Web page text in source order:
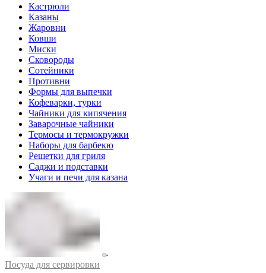
Кастрюли
Казаны
Жаровни
Ковши
Миски
Сковороды
Сотейники
Противни
Формы для выпечки
Кофеварки, турки
Чайники для кипячения
Заварочные чайники
Термосы и термокружки
Наборы для барбекю
Решетки для гриля
Саджи и подставки
Учаги и печи для казана
Посуда для сервировки